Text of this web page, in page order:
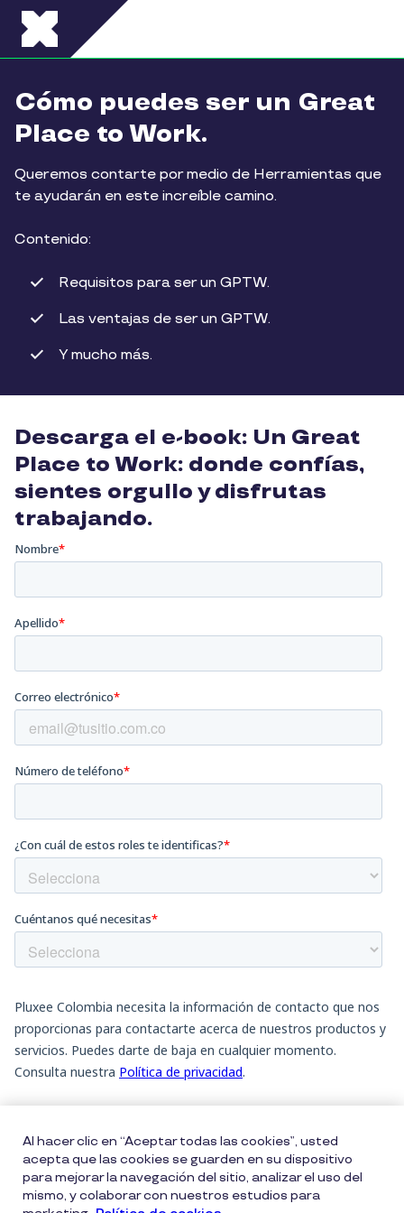
Pasar al contenido principal
Cómo puedes ser un Great
Place to Work.
Queremos contarte por medio de Herramientas que
te ayudarán en este increíble camino.
Contenido:
Requisitos para ser un GPTW.
Las ventajas de ser un GPTW.
Y mucho más.
Descarga el e-book: Un Great
Place to Work: donde confías,
sientes orgullo y disfrutas
trabajando.
Al hacer clic en “Aceptar todas las cookies”, usted
acepta que las cookies se guarden en su dispositivo
para mejorar la navegación del sitio, analizar el uso del
mismo, y colaborar con nuestros estudios para